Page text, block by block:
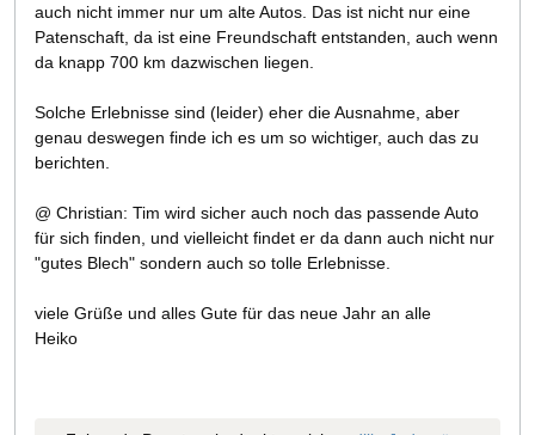
auch nicht immer nur um alte Autos. Das ist nicht nur eine
Patenschaft, da ist eine Freundschaft entstanden, auch wenn
da knapp 700 km dazwischen liegen.
Solche Erlebnisse sind (leider) eher die Ausnahme, aber
genau deswegen finde ich es um so wichtiger, auch das zu
berichten.
@ Christian: Tim wird sicher auch noch das passende Auto
für sich finden, und vielleicht findet er da dann auch nicht nur
"gutes Blech" sondern auch so tolle Erlebnisse.
viele Grüße und alles Gute für das neue Jahr an alle
Heiko